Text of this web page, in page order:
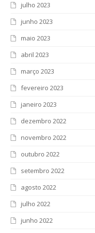
julho 2023
junho 2023
maio 2023
abril 2023
março 2023
fevereiro 2023
janeiro 2023
dezembro 2022
novembro 2022
outubro 2022
setembro 2022
agosto 2022
julho 2022
junho 2022